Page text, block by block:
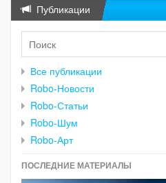
Публикации
Все публикации
Robo-Новости
Robo-Статьи
Robo-Шум
Robo-Арт
ПОСЛЕДНИЕ МАТЕРИАЛЫ